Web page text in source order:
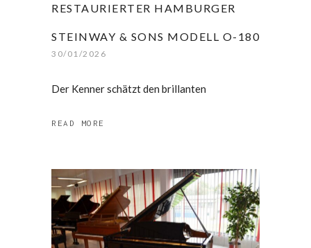
RESTAURIERTER HAMBURGER
STEINWAY & SONS MODELL O-180
30/01/2026
Der Kenner schätzt den brillanten
READ MORE